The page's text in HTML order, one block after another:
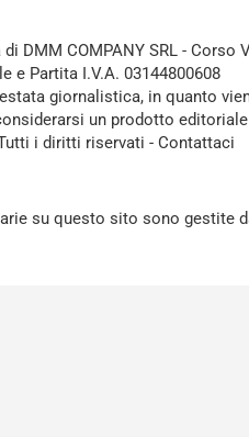
DMM COMPANY SRL - Corso
e Partita I.V.A. 03144800608
giornalistica, in quanto
un prodotto
i diritti riservati - Contattaci
su questo sito sono gestite